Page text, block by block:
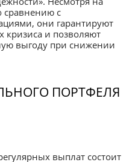
сравнению с
они гарантируют
кризиса и позволяют
выгоду при снижении
ПОРТФЕЛЯ
выплат состоит